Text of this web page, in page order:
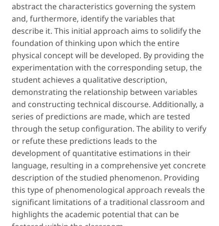
abstract the characteristics governing the system
and, furthermore, identify the variables that
describe it. This initial approach aims to solidify the
foundation of thinking upon which the entire
physical concept will be developed. By providing the
experimentation with the corresponding setup, the
student achieves a qualitative description,
demonstrating the relationship between variables
and constructing technical discourse. Additionally, a
series of predictions are made, which are tested
through the setup configuration. The ability to verify
or refute these predictions leads to the
development of quantitative estimations in their
language, resulting in a comprehensive yet concrete
description of the studied phenomenon. Providing
this type of phenomenological approach reveals the
significant limitations of a traditional classroom and
highlights the academic potential that can be